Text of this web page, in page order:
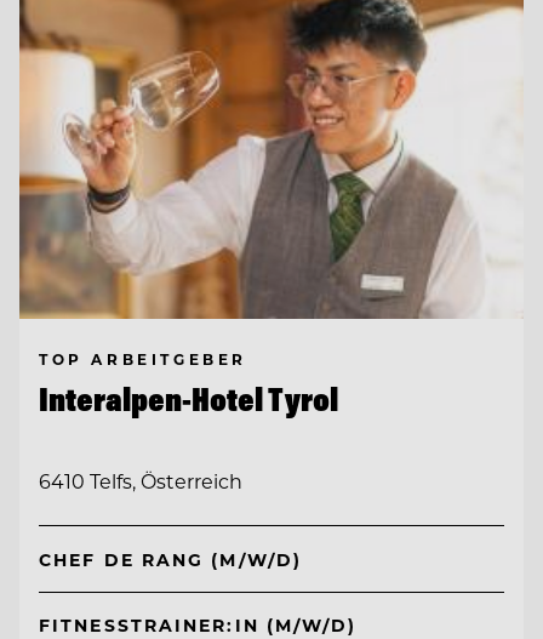
TOP ARBEITGEBER
Interalpen-Hotel Tyrol
6410 Telfs, Österreich
CHEF DE RANG (M/W/D)
FITNESSTRAINER:IN (M/W/D)